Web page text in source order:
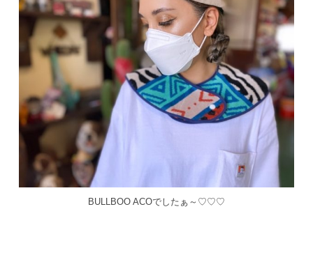
BULLBOO ACOでしたぁ～♡♡♡